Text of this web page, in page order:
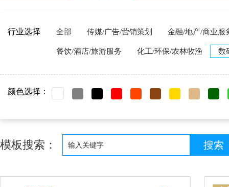
行业选择 全部 传媒/广告/营销策划 金融/地产/商业服
餐饮/酒店/旅游服务 化工/环保/农林牧渔 数
颜色选择：
模板搜索：